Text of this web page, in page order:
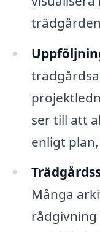
ser till att
enligt
Många
rådgivning